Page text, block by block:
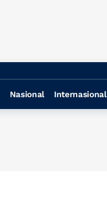
Nasional Internasional